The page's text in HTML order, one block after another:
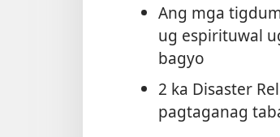
Ang mga
ug espirituwal
bagyo
2 ka Disaster
pagtaganag